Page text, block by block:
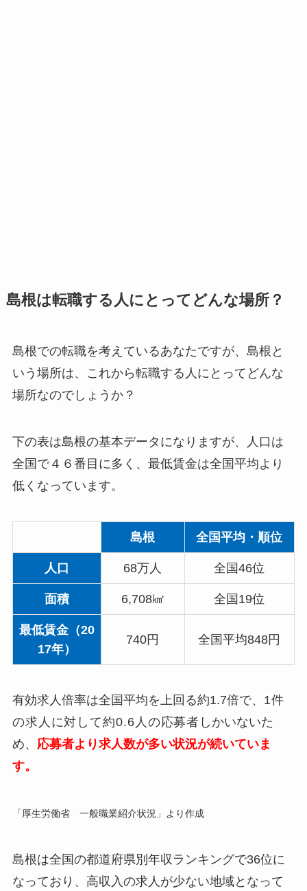
島根は転職する人にとってどんな場所？
島根での転職を考えているあなたですが、島根と
いう場所は、これから転職する人にとってどんな
場所なのでしょうか？
下の表は島根の基本データになりますが、人口は
全国で４６番目に多く、最低賃金は全国平均より
低くなっています。
島根 全国平均・順位
人口 68万人 全国46位
面積 6,708㎢ 全国19位
最低賃金（20
17年）
740円 全国平均848円
有効求人倍率は全国平均を上回る約1.7倍で、 1件
の求人に対して約0.6人の応募者 しかいないた
め、 応募者より求人数が多い状況が続いていま
す。
「厚生労働省 一般職業紹介状況」より作成
島根は全国の都道府県別年収ランキングで36位に
なっており、高収入の求人が少ない地域となって